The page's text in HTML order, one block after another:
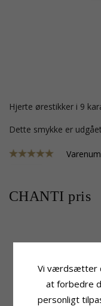
hjerte ørestikker i 9
Dette smykke er
CHANTI pris
Form: Hjerte
Ædelmetal: 9 Karat
Overflade:Blank
Vi værdsætter
at forbedre
personligt